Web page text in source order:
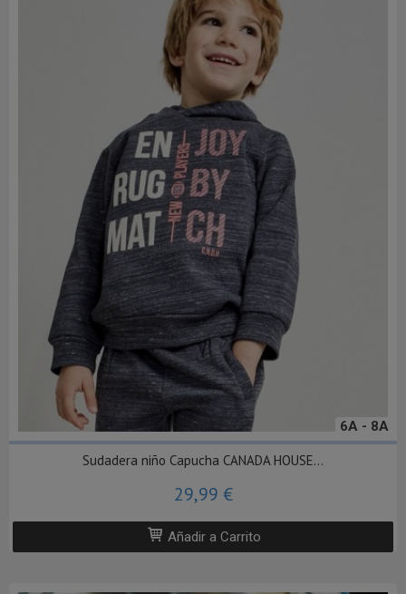
6A - 8A
Sudadera niño Capucha CANADA HOUSE...
29,99 €
Añadir a Carrito